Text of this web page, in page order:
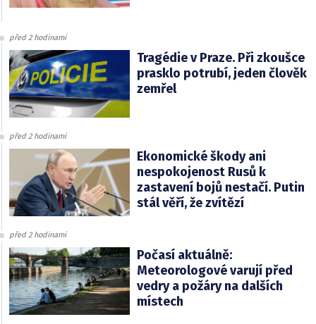
před 2 hodinami
Tragédie v Praze. Při zkoušce
prasklo potrubí, jeden člověk
zemřel
před 2 hodinami
Ekonomické škody ani
nespokojenost Rusů k
zastavení bojů nestačí. Putin
stál věří, že zvítězí
před 2 hodinami
Počasí aktuálně:
Meteorologové varují před
vedry a požáry na dalších
místech